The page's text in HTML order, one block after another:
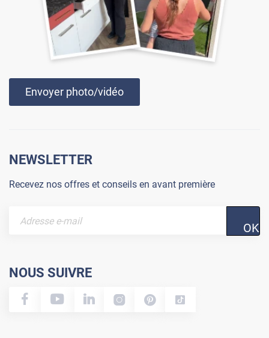
Envoyer photo/vidéo
NEWSLETTER
Recevez nos offres et conseils en avant première
OK
NOUS SUIVRE